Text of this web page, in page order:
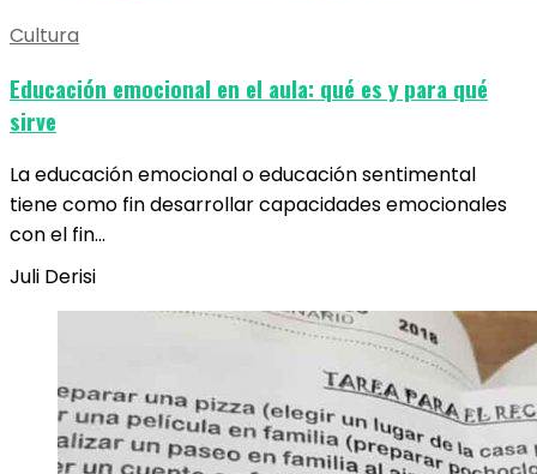
Cultura
Educación emocional en el aula: qué es y para qué
sirve
La educación emocional o educación sentimental
tiene como fin desarrollar capacidades emocionales
con el fin…
Juli Derisi